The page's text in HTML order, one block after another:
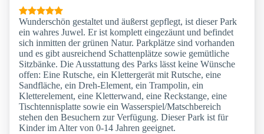
Wunderschön gestaltet und äußerst gepflegt, ist dieser Park
ein wahres Juwel. Er ist komplett eingezäunt und befindet
sich inmitten der grünen Natur. Parkplätze sind vorhanden
und es gibt ausreichend Schattenplätze sowie gemütliche
Sitzbänke. Die Ausstattung des Parks lässt keine Wünsche
offen: Eine Rutsche, ein Klettergerät mit Rutsche, eine
Sandfläche, ein Dreh-Element, ein Trampolin, ein
Kletterelement, eine Kletterwand, eine Reckstange, eine
Tischtennisplatte sowie ein Wasserspiel/Matschbereich
stehen den Besuchern zur Verfügung. Dieser Park ist für
Kinder im Alter von 0-14 Jahren geeignet.